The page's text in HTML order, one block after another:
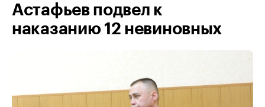
Астафьев подвел к
наказанию 12 невиновных